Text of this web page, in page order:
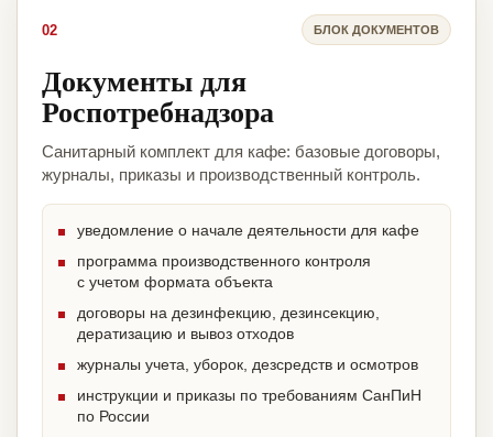
02 БЛОК ДОКУМЕНТОВ
Документы для
Роспотребнадзора
Санитарный комплект для кафе: базовые договоры,
журналы, приказы и производственный контроль.
уведомление о начале деятельности для кафе
программа производственного контроля
с учетом формата объекта
договоры на дезинфекцию, дезинсекцию,
дератизацию и вывоз отходов
журналы учета, уборок, дезсредств и осмотров
инструкции и приказы по требованиям СанПиН
по России